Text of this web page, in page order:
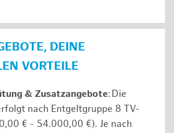
DEINE
VORTEILE
& Zusatzangebote: Die
nach Entgeltgruppe 8 TV-
€ - 54.000,00 €). Je nach